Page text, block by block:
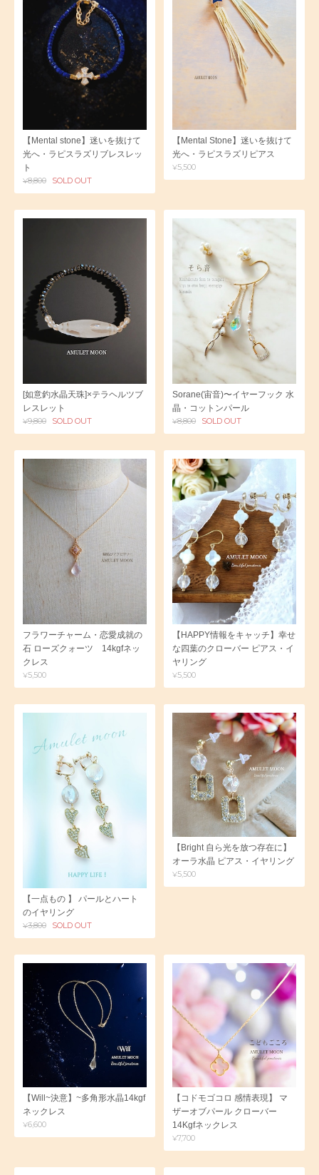
【Mental stone】迷いを抜けて
光へ・ラピスラズリブレスレッ
ト
¥8,800 SOLD OUT
【Mental Stone】迷いを抜けて
光へ・ラピスラズリピアス
¥5,500
[如意釣水晶天珠]×テラヘルツブ
レスレット
¥9,800 SOLD OUT
Sorane(宙音)〜イヤーフック 水
晶・コットンパール
¥8,800 SOLD OUT
フラワーチャーム・恋愛成就の
石 ローズクォーツ 14kgfネッ
クレス
¥5,500
【HAPPY情報をキャッチ】幸せ
な四葉のクローバー ピアス・イ
ヤリング
¥5,500
【一点もの 】 パールとハート
のイヤリング
¥3,800 SOLD OUT
【Bright 自ら光を放つ存在に】
オーラ水晶 ピアス・イヤリング
¥5,500
【Will~決意】~多角形水晶14kgf
ネックレス
¥6,600
【コドモゴコロ 感情表現】 マ
ザーオブパール クローバー
14Kgfネックレス
¥7,700